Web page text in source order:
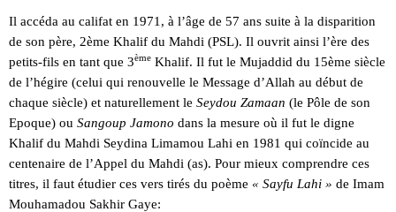
Il accéda au califat en 1971, à l’âge de 57 ans suite à la disparition
de son père, 2ème Khalif du Mahdi (PSL). Il ouvrit ainsi l’ère des
petits-fils en tant que 3ème Khalif. Il fut le Mujaddid du 15ème siècle
de l’hégire (celui qui renouvelle le Message d’Allah au début de
chaque siècle) et naturellement le Seydou Zamaan (le Pôle de son
Epoque) ou Sangoup Jamono dans la mesure où il fut le digne
Khalif du Mahdi Seydina Limamou Lahi en 1981 qui coïncide au
centenaire de l’Appel du Mahdi (as). Pour mieux comprendre ces
titres, il faut étudier ces vers tirés du poème « Sayfu Lahi » de Imam
Mouhamadou Sakhir Gaye: